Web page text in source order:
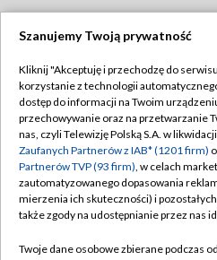
Abonament TVP
Emisja w TVP
Centrum informacji TVP
Naziemna Telewizja Cyfrowa
Polityka
Moje
Szanujemy Twoją prywatność
Kliknij "Akceptuję i przechodzę do
korzystanie z technologii
dostęp do informacji na Twoim
przechowywanie oraz na przetwarzanie
nas, czyli Telewizję Polską S.A. w
Zaufanych Partnerów z IAB* (1201 firm)
Partnerów TVP (93 firm), w celach
zautomatyzowanego dopasowania
mierzenia ich skuteczności) i
także zgody na udostępnianie przez nas
Twoje dane osobowe zbierane podczas